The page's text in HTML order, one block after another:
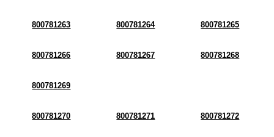
800781263 800781264 800781265
800781266 800781267 800781268
800781269
800781270 800781271 800781272